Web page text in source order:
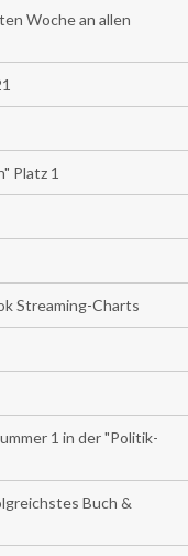
Woche an allen
Platz 1
Streaming-Charts
1 in der "Politik-
Buch &